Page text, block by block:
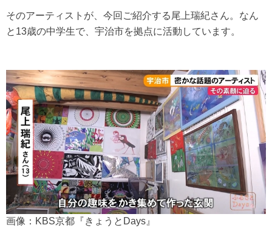
そのアーティストが、今回ご紹介する尾上瑞紀さん。なん
と13歳の中学生で、宇治市を拠点に活動しています。
画像：KBS京都『きょうとDays』